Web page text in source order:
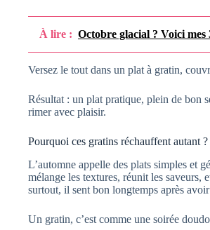
À lire : Octobre glacial ? Voici mes
Versez le tout dans un plat à gratin,
Résultat : un plat pratique, plein de bon
rimer avec plaisir.
Pourquoi ces gratins réchauffent autant ?
L’automne appelle des plats simples et
mélange les textures, réunit les saveurs,
surtout, il sent bon longtemps après
Un gratin, c’est comme une soirée